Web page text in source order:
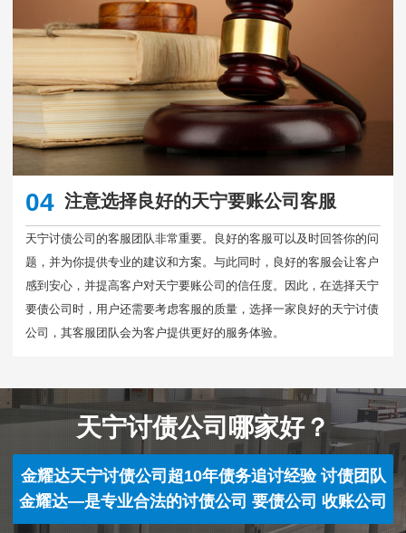
04 注意选择良好的天宁要账公司客服
天宁讨债公司的客服团队非常重要。良好的客服可以及时回答你的问
题，并为你提供专业的建议和方案。与此同时，良好的客服会让客户
感到安心，并提高客户对天宁要账公司的信任度。因此，在选择天宁
要债公司时，用户还需要考虑客服的质量，选择一家良好的天宁讨债
公司，其客服团队会为客户提供更好的服务体验。
天宁讨债公司哪家好？
金耀达天宁讨债公司超10年债务追讨经验 讨债团队
金耀达—是专业合法的讨债公司 要债公司 收账公司